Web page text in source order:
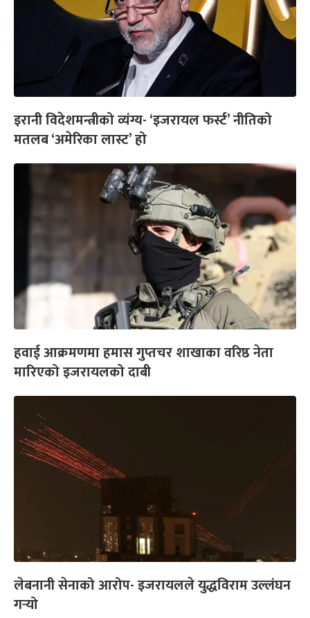
इरानी विदेशमन्त्रीको व्यंग्य- ‘इजरायल फर्स्ट’ नीतिको
मतलब ‘अमेरिका लास्ट’ हो
हवाई आक्रमणमा हमास गुप्तचर शाखाका वरिष्ठ नेता
मारिएको इजरायलको दाबी
लेबनानी सेनाको आरोप- इजरायलले युद्धविराम उल्लंघन
गर्‍यो